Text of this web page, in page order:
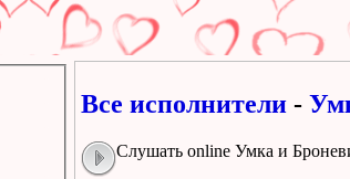
Все исполнители -
Слушать online Умка и